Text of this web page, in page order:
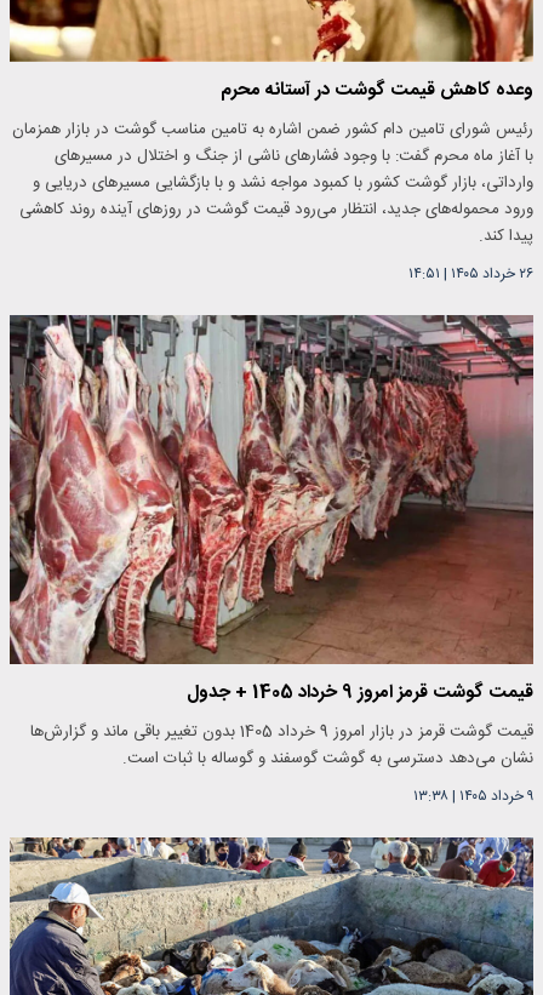
وعده کاهش قیمت گوشت در آستانه محرم
رئیس شورای تامین دام کشور ضمن اشاره به تامین مناسب گوشت در بازار همزمان
با آغاز ماه محرم گفت: با وجود فشارهای ناشی از جنگ و اختلال در مسیرهای
وارداتی، بازار گوشت کشور با کمبود مواجه نشد و با بازگشایی مسیرهای دریایی و
ورود محموله‌های جدید، انتظار می‌رود قیمت گوشت در روزهای آینده روند کاهشی
پیدا کند.
۲۶ خرداد ۱۴۰۵ | ۱۴:۵۱
قیمت گوشت قرمز امروز 9 خرداد 1405 + جدول
قیمت گوشت قرمز در بازار امروز 9 خرداد 1405 بدون تغییر باقی ماند و گزارش‌ها
نشان می‌دهد دسترسی به گوشت گوسفند و گوساله با ثبات است.
۹ خرداد ۱۴۰۵ |۱۳:۳۸